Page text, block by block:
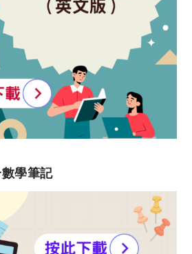
學筆記